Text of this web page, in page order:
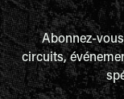
Abonnez-
circuits,